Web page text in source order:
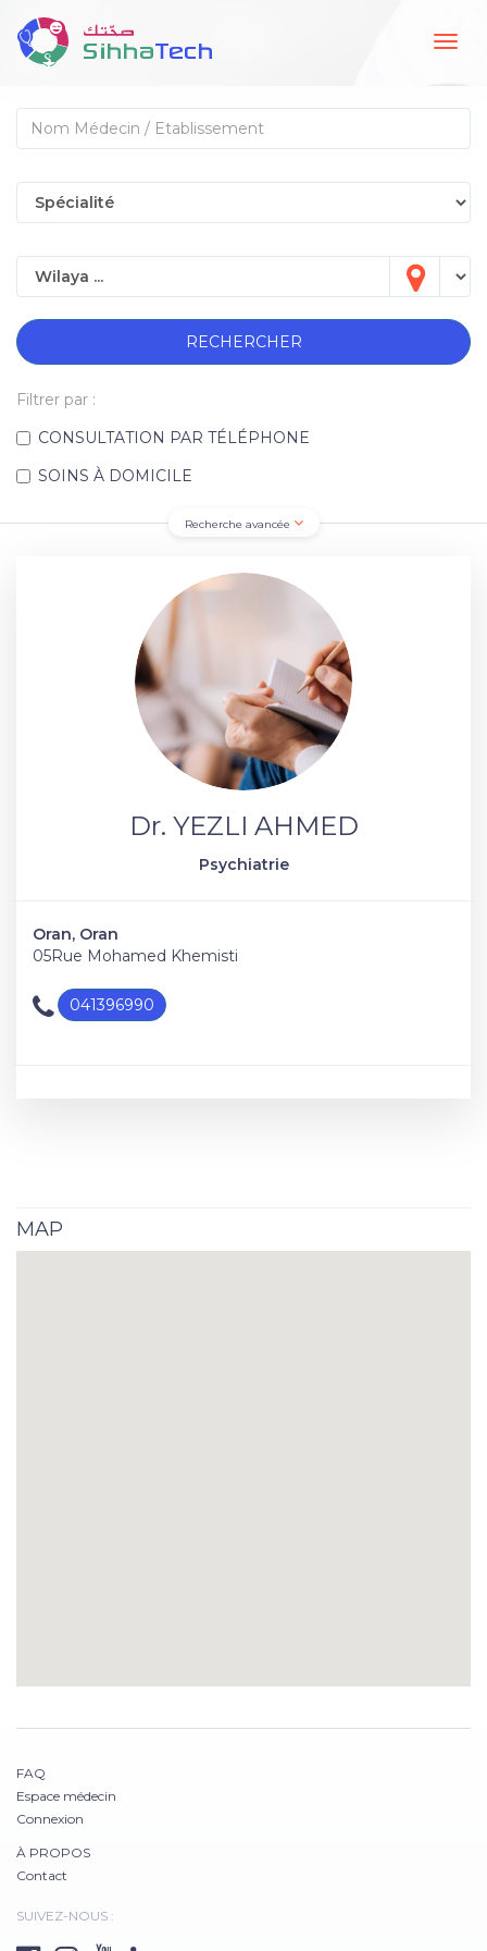
RECHERCHER
Filtrer par :
CONSULTATION PAR TÉLÉPHONE
SOINS À DOMICILE
Recherche avancée
Dr. YEZLI AHMED
Psychiatrie
Oran, Oran
05Rue Mohamed Khemisti
041396990
MAP
FAQ
Espace médecin
Connexion
À PROPOS
Contact
SUIVEZ-NOUS :